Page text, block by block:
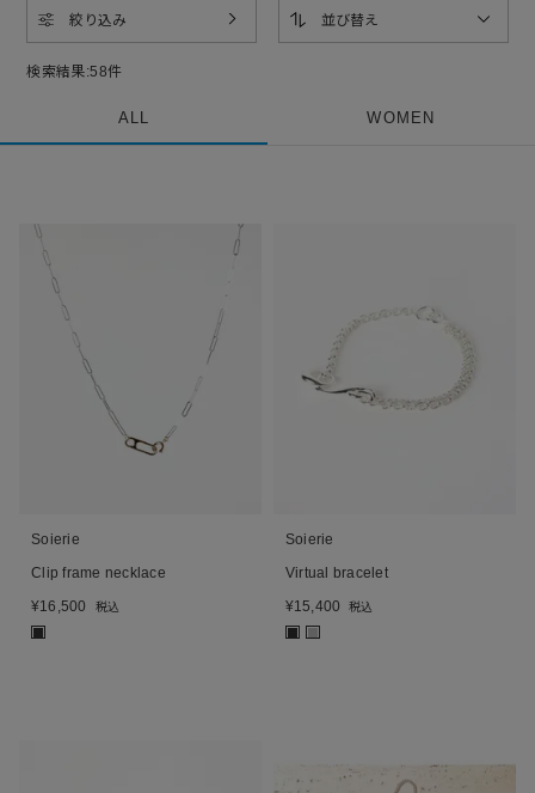
検索結果:58件
絞り込み 並び替え
ALL WOMEN
Soierie
Clip frame necklace
¥16,500 税込
Soierie
Virtual bracelet
¥15,400 税込